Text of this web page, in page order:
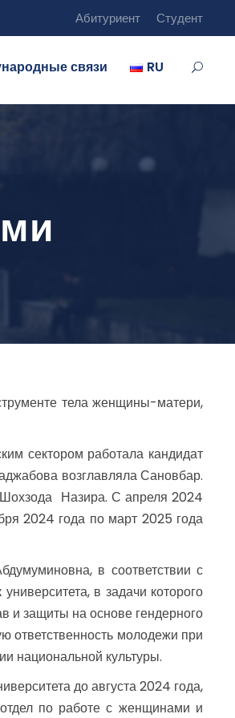
Абитуриент Студент
связи RU
тела женщины-матери,
сектором работала кандидат
возглавляла Сановбар.
Шохзода Назира. С апреля 2024
2024 года по март 2025 года
в соответствии с
в задачи которого
и защиты на основе гендерного
ответственность молодежи при
национальной культуры.
до августа 2024 года,
по работе с женщинами и